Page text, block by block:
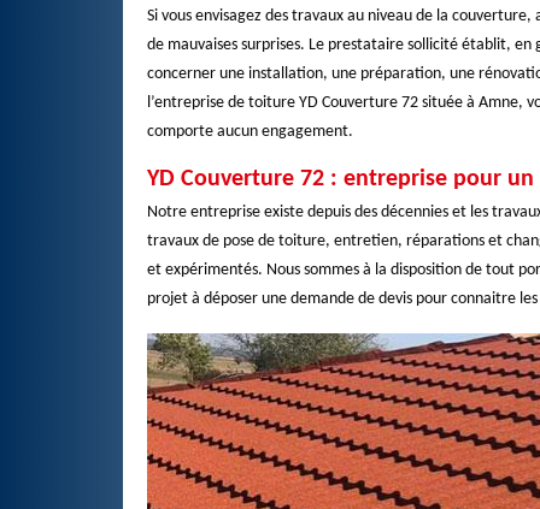
Si vous envisagez des travaux au niveau de la
de mauvaises surprises. Le prestataire sollicité établit,
concerner une installation, une préparation, une
l’entreprise de toiture YD Couverture 72 située à Amne,
comporte aucun engagement.
YD Couverture 72 : entreprise pour
Notre entreprise existe depuis des décennies et les
travaux de pose de toiture, entretien, réparations et
et expérimentés. Nous sommes à la disposition de tout
projet à déposer une demande de devis pour connaitre